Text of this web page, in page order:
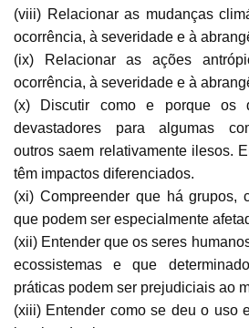
(viii) Relacionar as mudanças
ocorrência, à severidade e à
(ix) Relacionar as ações
ocorrência, à severidade e à
(x) Discutir como e porque os
devastadores para algumas
outros saem relativamente ilesos.
têm impactos diferenciados.
(xi) Compreender que há grupos,
que podem ser especialmente
(xii) Entender que os seres
ecossistemas e que
práticas podem ser prejudiciais ao
(xiii) Entender como se deu o uso